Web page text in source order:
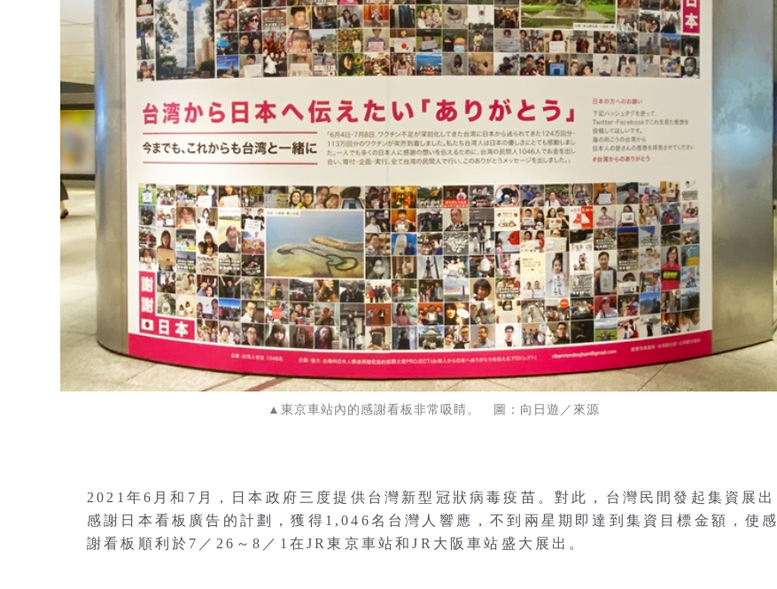
▲東京車站內的感謝看板非常吸睛。 圖：向日遊／來源
2021年6月和7月，日本政府三度提供台灣新型冠狀病毒疫苗。對此，台灣民間發起集資展出
感謝日本看板廣告的計劃，獲得1,046名台灣人響應，不到兩星期即達到集資目標金額，使感
謝看板順利於7／26～8／1在JR東京車站和JR大阪車站盛大展出。